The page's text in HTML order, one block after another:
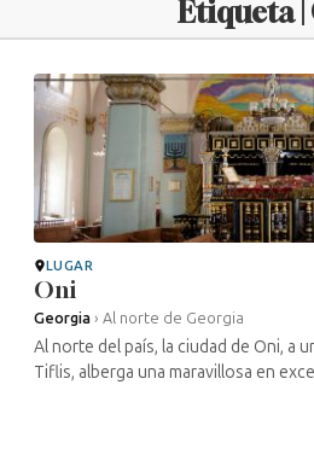
Etiqueta
LUGAR
Oni
Georgia › Al norte de Georgia
Al norte del país, la ciudad de Oni, a
Tiflis, alberga una maravillosa en